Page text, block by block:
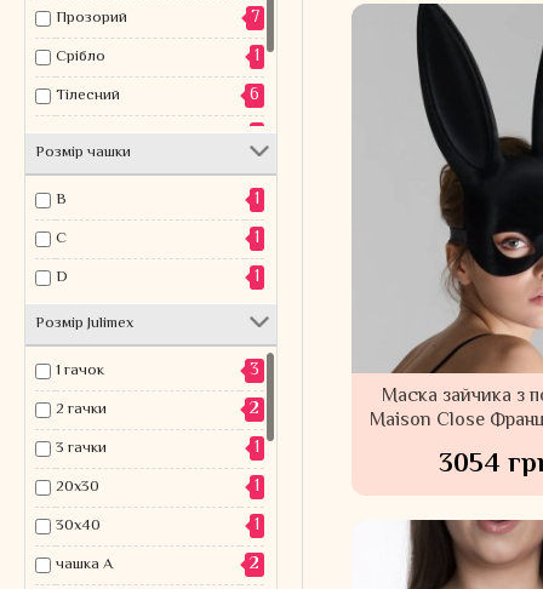
Прозорий 7
Срібло 1
Тілесний 6
1
Чорний 26
1
Розмір чашки
B
1
C 1
D 1
Розмір Julimex
1 гачок
3
2 гачки 2
3 гачки 1
20х30 1
30х40 1
чашка A 2
Маска зайчика з
Maison Close
3054